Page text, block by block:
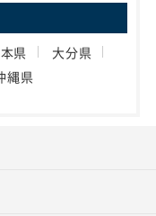
県
大分県
縄県